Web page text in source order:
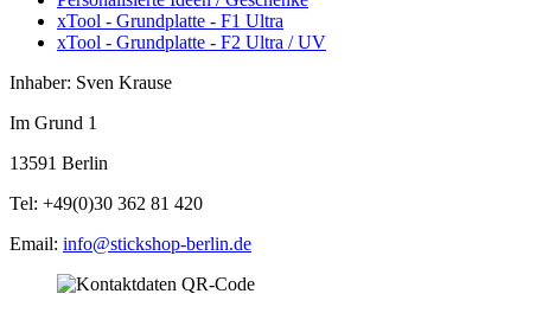
xTool - Grundplatte - F1 Ultra
xTool - Grundplatte - F2 Ultra / UV
Inhaber: Sven Krause
Im Grund 1
13591 Berlin
Tel: +49(0)30 362 81 420
Email: info@stickshop-berlin.de